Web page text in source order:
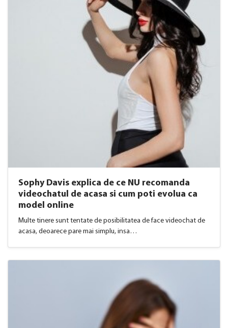
Sophy Davis explica de ce NU recomanda
videochatul de acasa si cum poti evolua ca
model online
Multe tinere sunt tentate de posibilitatea de face videochat de
acasa, deoarece pare mai simplu, insa…